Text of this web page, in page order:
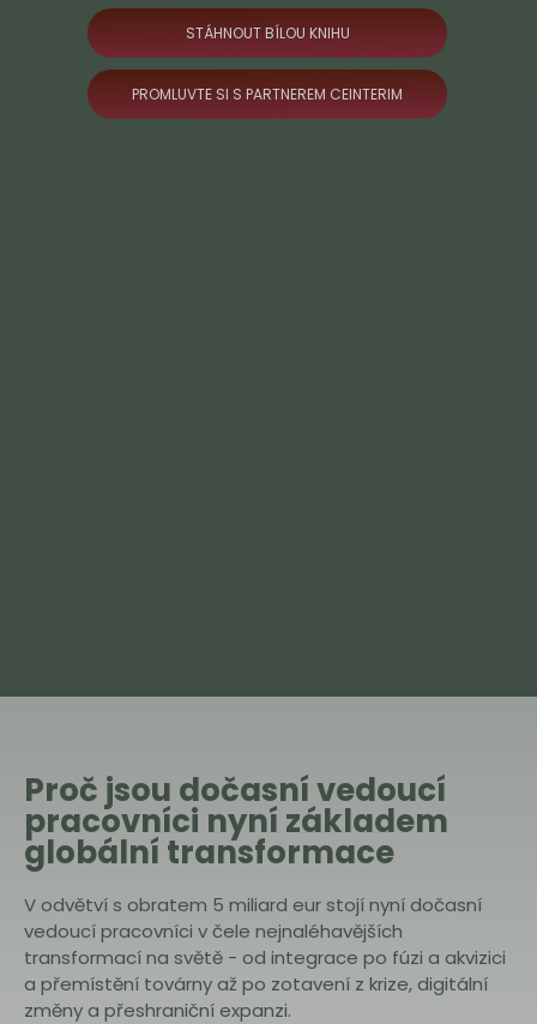
STÁHNOUT BÍLOU KNIHU
PROMLUVTE SI S PARTNEREM CEINTERIM
Proč jsou dočasní vedoucí
pracovníci nyní základem
globální transformace
V odvětví s obratem 5 miliard eur stojí nyní dočasní
vedoucí pracovníci v čele nejnaléhavějších
transformací na světě - od integrace po fúzi a akvizici
a přemístění továrny až po zotavení z krize, digitální
změny a přeshraniční expanzi.